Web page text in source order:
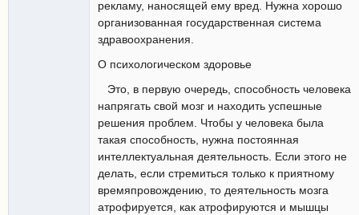
рекламу, наносящей ему вред. Нужна хорошо
организованная государственная система
здравоохранения.
О психологическом здоровье
Это, в первую очередь, способность человека
напрягать свой мозг и находить успешные
решения проблем. Чтобы у человека была
такая способность, нужна постоянная
интеллектуальная деятельность. Если этого не
делать, если стремиться только к приятному
времяпровождению, то деятельность мозга
атрофируется, как атрофируются и мышцы